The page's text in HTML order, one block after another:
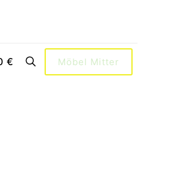
€ Möbel Mitter